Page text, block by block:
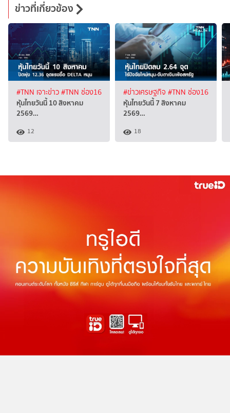
ข่าวที่เกี่ยวข้อง
#TNN เจาะข่าว#TNN ช่อง16
หุ้นไทยวันนี้ 10 สิงหาคม
2569…
12
#ข่าวเศรษฐกิจ #TNN ช่อง16
หุ้นไทยวันนี้ 7 สิงหาคม
2569…
18